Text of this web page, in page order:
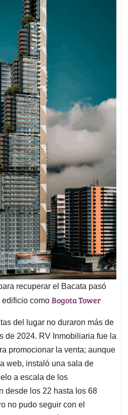
recuperar el Bacata pasó
edificio como Bogota Tower
del lugar no duraron más de
de 2024. RV Inmobiliaria fue la
promocionar la venta; aunque
web, instaló una sala de
a escala de los
desde los 22 hasta los 68
no pudo seguir con el